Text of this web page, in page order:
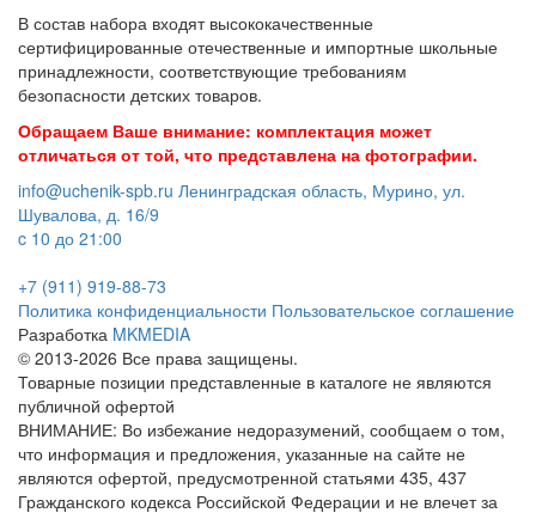
В состав набора входят высококачественные
сертифицированные отечественные и импортные школьные
принадлежности, соответствующие требованиям
безопасности детских товаров.
Обращаем Ваше внимание: комплектация может
отличаться от той, что представлена на фотографии.
info@uchenik-spb.ru Ленинградская область, Мурино, ул.
Шувалова, д. 16/9
c 10 до 21:00
+7 (911) 919-88-73
Политика конфиденциальности Пользовательское соглашение
Разработка MKMEDIA
© 2013-2026 Все права защищены.
Товарные позиции представленные в каталоге не являются
публичной офертой
ВНИМАНИЕ: Во избежание недоразумений, сообщаем о том,
что информация и предложения, указанные на сайте не
являются офертой, предусмотренной статьями 435, 437
Гражданского кодекса Российской Федерации и не влечет за